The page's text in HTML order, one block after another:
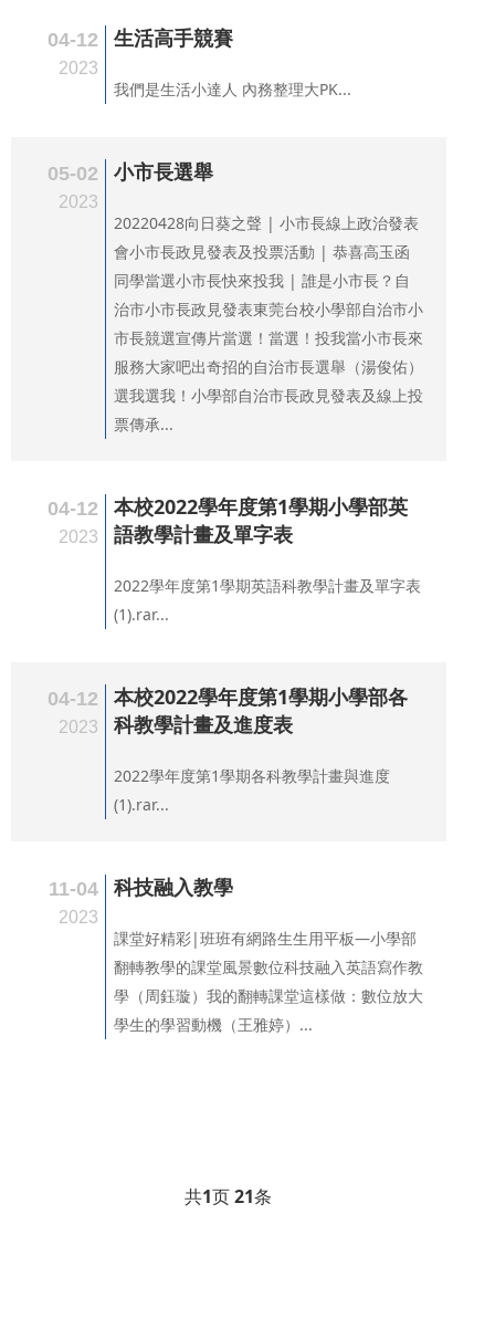
04-12
2023
生活高手競賽
我們是生活小達人 內務整理大PK...
05-02
2023
小市長選舉
20220428向日葵之聲 | 小市長線上政治發表
會小市長政見發表及投票活動 | 恭喜高玉函
同學當選小市長快來投我 | 誰是小市長？自
治市小市長政見發表東莞台校小學部自治市小
市長競選宣傳片當選！當選！投我當小市長來
服務大家吧出奇招的自治市長選舉（湯俊佑）
選我選我！小學部自治市長政見發表及線上投
票傳承...
04-12
2023
本校2022學年度第1學期小學部英
語教學計畫及單字表
2022學年度第1學期英語科教學計畫及單字表
(1).rar...
04-12
2023
本校2022學年度第1學期小學部各
科教學計畫及進度表
2022學年度第1學期各科教學計畫與進度
(1).rar...
11-04
2023
科技融入教學
課堂好精彩|班班有網路生生用平板—小學部
翻轉教學的課堂風景數位科技融入英語寫作教
學（周鈺璇）我的翻轉課堂這樣做：數位放大
學生的學習動機（王雅婷）...
共1页21条